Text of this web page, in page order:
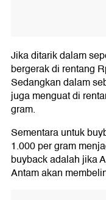
Jika ditarik dalam
bergerak di rentang
Sedangkan dalam
juga menguat di
gram.
Sementara untuk
1.000 per gram
buyback adalah jika
Antam akan